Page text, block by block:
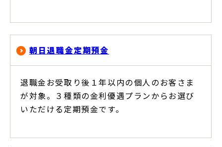
朝日退職金定期預金
退職金お受取り後１年以内の個人のお客さま
が対象。３種類の金利優遇プランからお選び
いただける定期預金です。